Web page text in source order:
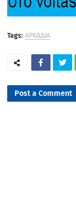
Tags: ΑΡΚΑΔΙΑ
Post a Comment